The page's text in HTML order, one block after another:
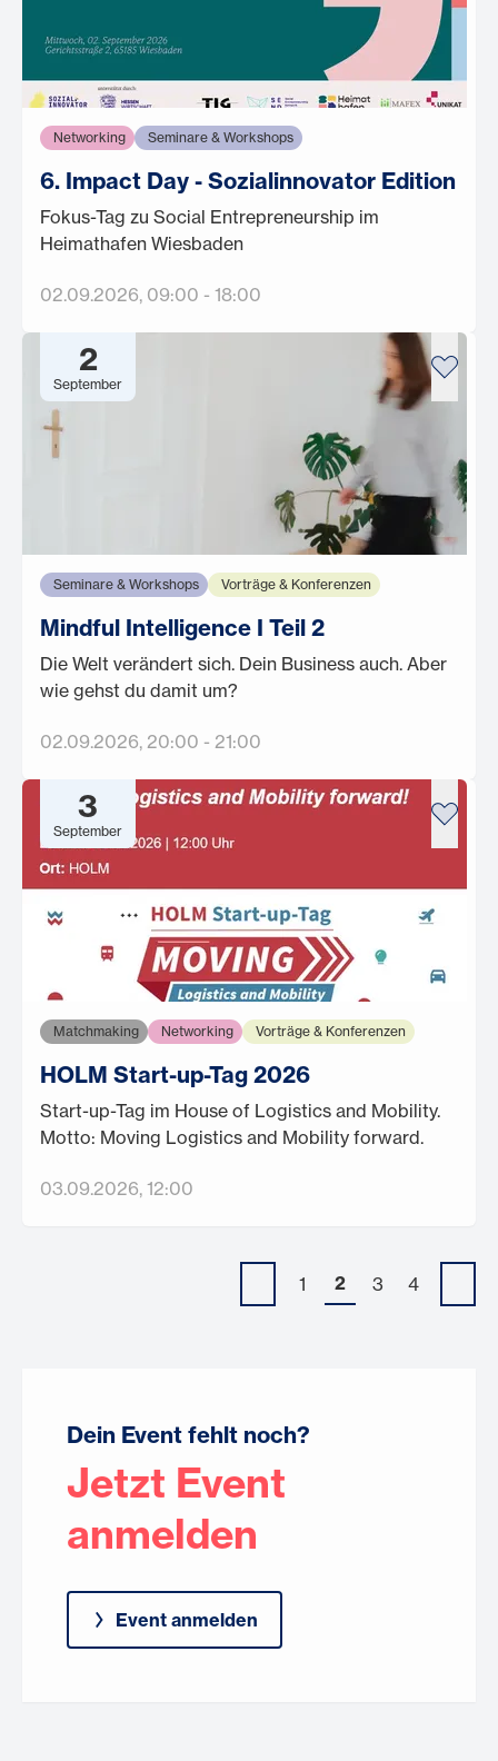
Networking Seminare & Workshops
6. Impact Day - Sozialinnovator Edition
Fokus-Tag zu Social Entrepreneurship im
Heimathafen Wiesbaden
02.09.2026, 09:00 - 18:00
2
September
Seminare & Workshops Vorträge & Konferenzen
Mindful Intelligence I Teil 2
Die Welt verändert sich. Dein Business auch. Aber
wie gehst du damit um?
02.09.2026, 20:00 - 21:00
3
September
Matchmaking Networking Vorträge & Konferenzen
HOLM Start-up-Tag 2026
Start-up-Tag im House of Logistics and Mobility.
Motto: Moving Logistics and Mobility forward.
03.09.2026, 12:00
1 2 3 4
Dein Event fehlt noch?
Jetzt Event
anmelden
Event anmelden